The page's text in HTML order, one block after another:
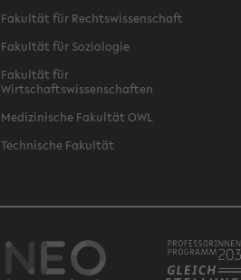
Fakultät für Rechtswissenschaft
Fakultät für Soziologie
Fakultät für
Wirtschaftswissenschaften
Medizinische Fakultät OWL
Technische Fakultät